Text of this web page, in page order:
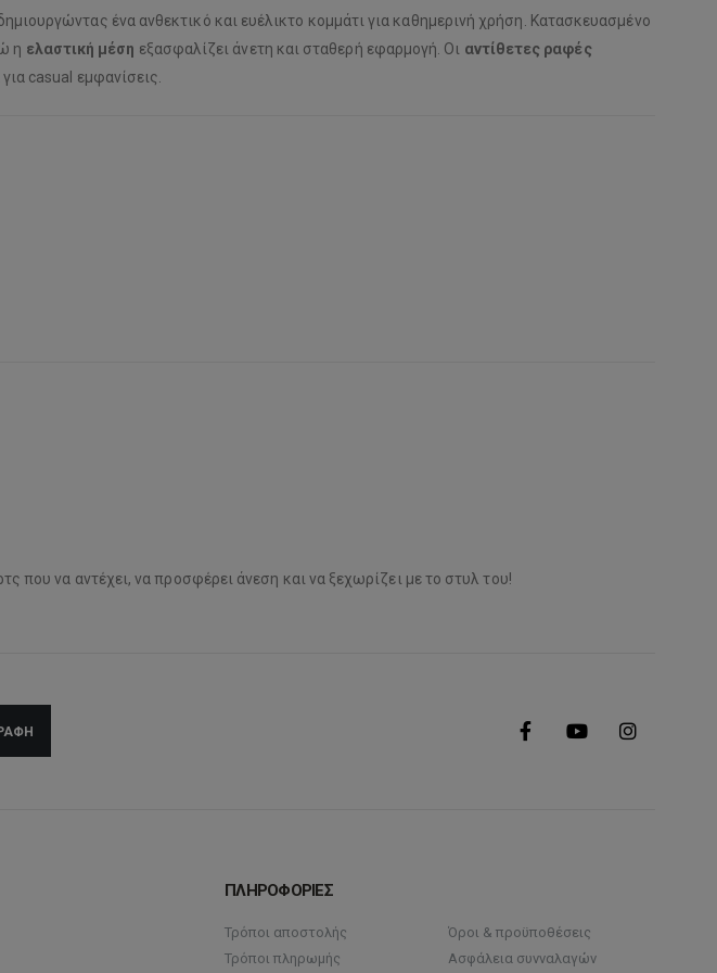
ένα ανθεκτικό και ευέλικτο κομμάτι για καθημερινή χρήση. Κατασκευασμένο
η ελαστική μέση εξασφαλίζει άνετη και σταθερή εφαρμογή. Οι αντίθετες ραφές
casual εμφανίσεις.
που να αντέχει, να προσφέρει άνεση και να ξεχωρίζει με το στυλ του!
ΠΛΗΡΟΦΟΡΙΕΣ
Τρόποι αποστολής
Τρόποι πληρωμής
Όροι & προϋποθέσεις
Ασφάλεια συνναλαγών